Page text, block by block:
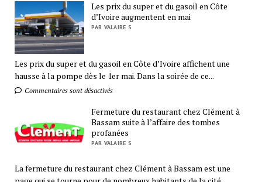
Les prix du super et du gasoil en Côte
d’Ivoire augmentent en mai
PAR VALAIRE S
Les prix du super et du gasoil en Côte d’Ivoire affichent une
hausse à la pompe dès le 1er mai. Dans la soirée de ce...
Commentaires sont désactivés
Fermeture du restaurant chez Clément à
Bassam suite à l’affaire des tombes
profanées
PAR VALAIRE S
La fermeture du restaurant chez Clément à Bassam est une